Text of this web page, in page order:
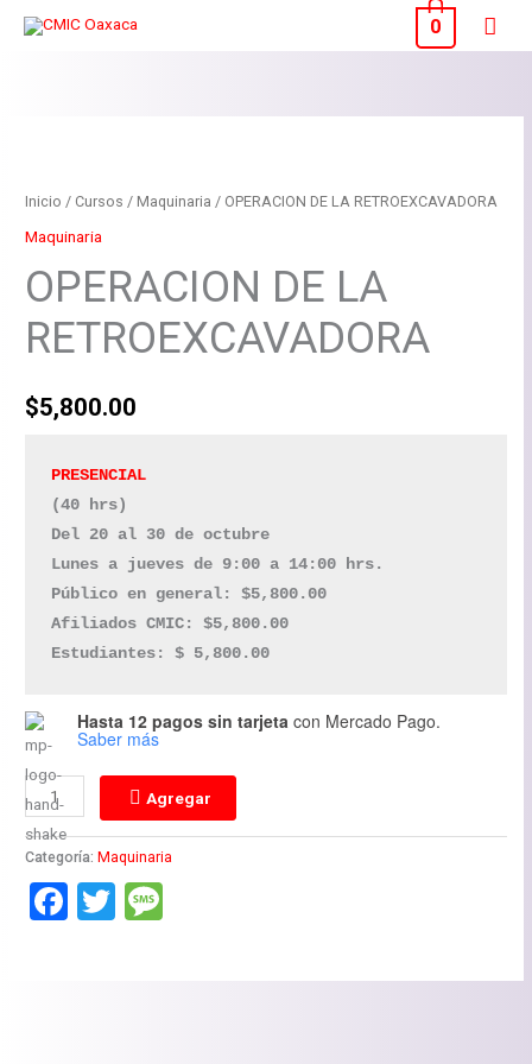
0
Inicio / Cursos / Maquinaria / OPERACION DE LA RETROEXCAVADORA
Maquinaria
OPERACION DE LA
RETROEXCAVADORA
$5,800.00
PRESENCIAL
(40 hrs)
Del 20 al 30 de octubre
Lunes a jueves de 9:00 a 14:00 hrs.
Público en general: $5,800.00
Afiliados CMIC: $5,800.00
Estudiantes: $ 5,800.00
Hasta 12 pagos sin tarjeta con Mercado Pago.
Saber más
LA
RETROEXCAVADORA
Agregar
Categoría: Maquinaria
Facebook
Twitter